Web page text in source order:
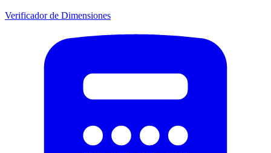
Verificador de Dimensiones